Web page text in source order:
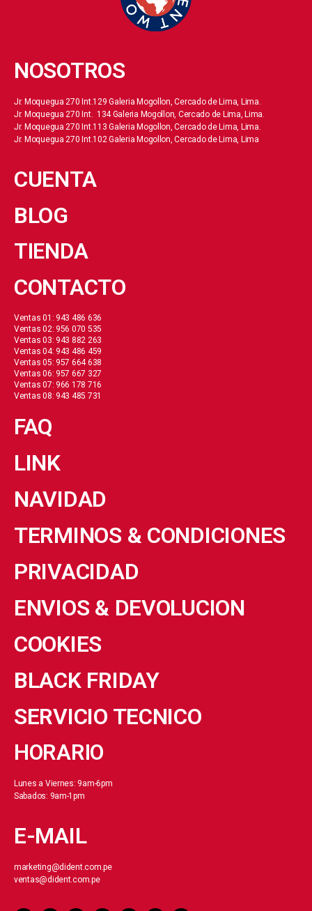
NOSOTROS
Jr. Moquegua 270 Int.129 Galeria Mogollon, Cercado de Lima, Lima.
Jr. Moquegua 270 Int. 134 Galeria Mogollon, Cercado de Lima, Lima.
Jr. Moquegua 270 Int.113 Galeria Mogollon, Cercado de Lima, Lima.
Jr. Moquegua 270 Int.102 Galeria Mogollon, Cercado de Lima, Lima
CUENTA
BLOG
TIENDA
CONTACTO
Ventas 01: 943 486 636
Ventas 02: 956 070 535
Ventas 03: 943 882 263
Ventas 04: 943 486 459
Ventas 05: 957 664 638
Ventas 06: 957 667 327
Ventas 07: 966 178 716
Ventas 08: 943 485 731
FAQ
LINK
NAVIDAD
TERMINOS & CONDICIONES
PRIVACIDAD
ENVIOS & DEVOLUCION
COOKIES
BLACK FRIDAY
SERVICIO TECNICO
HORARIO
Lunes a Viernes: 9am-6pm
Sabados: 9am-1pm
E-MAIL
marketing@dident.com.pe
ventas@dident.com.pe